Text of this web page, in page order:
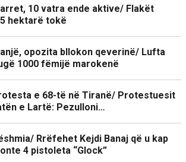
10 vatra ende aktive/ Flakët
hektarë tokë
opozita bllokon qeverinë/ Lufta
1000 fëmijë marokenë
e 68-të në Tiranë/ Protestuesit
e Lartë: Pezulloni…
Rrëfehet Kejdi Banaj që u kap
4 pistoleta “Glock”